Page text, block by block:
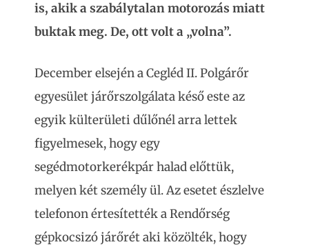
is, akik a szabálytalan motorozás miatt
buktak meg. De, ott volt a „volna”.
December elsején a Cegléd II. Polgárőr
egyesület járőrszolgálata késő este az
egyik külterületi dűlőnél arra lettek
figyelmesek, hogy egy
segédmotorkerékpár halad előttük,
melyen két személy ül. Az esetet észlelve
telefonon értesítették a Rendőrség
gépkocsizó járőrét aki közölték, hogy